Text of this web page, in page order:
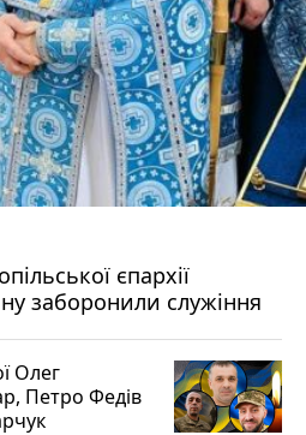
єпархії
заборонили служіння
Олег
Петро Федів